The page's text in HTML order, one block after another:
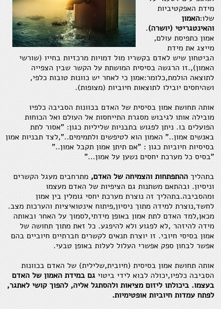
מידת האפקטיביות
שלו:האמון
והאינטגריטי (יושרה).
אמון כתפיסת עולם,
מייצג את מידת
הביטחון שיש לאדם בקשריו מול דמויות מרכזיות בחייו (שורשי
האמון),.זו הרגשה בסיסית המושתת על הקשר שבין הצפייה
לתוצאה הולמת,כלומר:אמון כי לאחר יש כוונות טובות כלפי,
ושהיחסים יובילו לתוצאות חיוביות (מצופות).
אותה תחושת אמון בסיסית של האדם בכוונות הסביבה כלפיו
מובילה אותו לגיבוש מסגרת התייחסות אל העולם ואל הכוחות
הפועלים בו. ניתן לפגוש בתבניות שליליות כגון: "אסור לתת
באנשים אמון.." האמון הוא לטיפשים ולתמימים..",לצד תבניות אמון
בסיסיות חיוביות כגון : "אם תיתן אמון תקבל אמון.."
"בסיס כל מערכת יחסים נשען על אמון..."
בתהליך ההתפתחות והצמיחה של האדם, מתרחבים מעגל הקשרים
וניסיון. ובהתאם משתנות גם הציפיות של האדם מעצמו
ומהסביבה.בתהליך זה נוצרת מערכת יחסי גומלין בין אמון
לחשד,נוצרת למידה מתוך ניסיון,פיתוח אינטואיציות והערכות מצב.
מכאן,למד האדם לתת אמון באופן מידתי,לסמוך על האחר ובאותה
מידה להיזהר ,לא לפגוע ולא להיפגע. כל זאת מתוך תחושה של
אמון בסיסי חיובי. זו יוצרת תנאים לקשרים חברתיים חיוביים בהם
אפשר לבחון ספק אפשרי העלול לעלות באופן טבעי.
אותה תחושת אמון בסיסית (חיובית,שלילית) של האדם בכוונות
הסביבה כלפיו,יכולה לבוא לידי ביטוי גם במידת האמון של האדם
בעצמו. ביכולתו ליזום מציאות ולהסתגל אליה, להפוך קושי לאתגר,
לפתח עמדות חיוביות אופטימיות.